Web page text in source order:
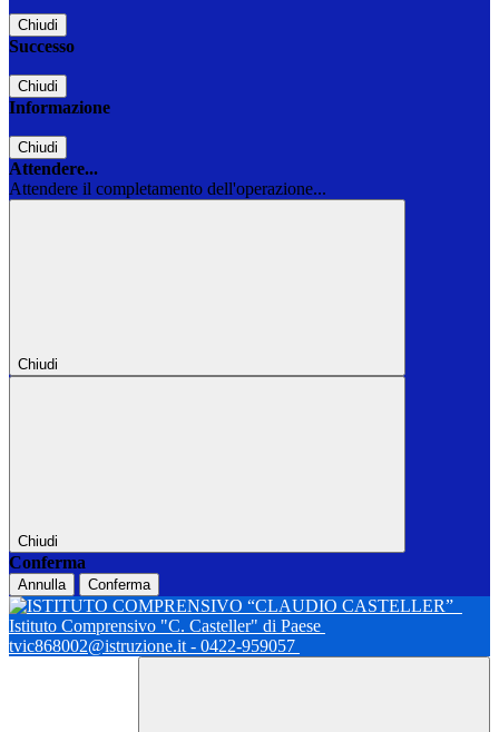
Chiudi
Successo
Chiudi
Informazione
Chiudi
Attendere...
Attendere il completamento dell'operazione...
Chiudi
Chiudi
Conferma
Annulla Conferma
Istituto Comprensivo "C. Casteller" di Paese
tvic868002@istruzione.it - 0422-959057